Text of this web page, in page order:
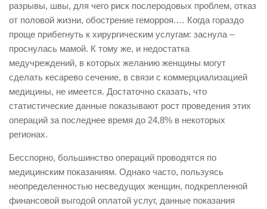
разрывы, швы, для чего риск послеродовых проблем, отказ
от половой жизни, обострение геморроя.… Когда гораздо
проще прибегнуть к хирургическим услугам: заснула –
проснулась мамой. К тому же, и недостатка
медучреждений, в которых желанию женщины могут
сделать кесарево сечение, в связи с коммерциализацией
медицины, не имеется. Достаточно сказать, что
статистические данные показывают рост проведения этих
операций за последнее время до 24,8% в некоторых
регионах.
Бесспорно, большинство операций проводятся по
медицинским показаниям. Однако часто, пользуясь
неопределенностью несведущих женщин, подкрепленной
финансовой выгодой оплатой услуг, данные показания